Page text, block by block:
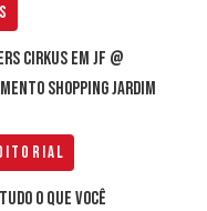
Cirkus em JF @
Shopping Jardim
o que você